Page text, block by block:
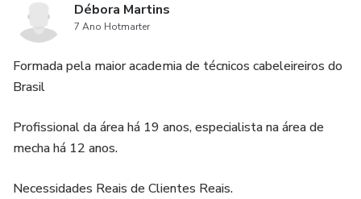
Débora Martins
7 Ano Hotmarter
Formada pela maior academia de técnicos cabeleireiros do
Brasil
Profissional da área há 19 anos, especialista na área de
mecha há 12 anos.
Necessidades Reais de Clientes Reais.